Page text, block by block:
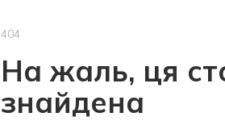
404
На жаль, ця
знайдена